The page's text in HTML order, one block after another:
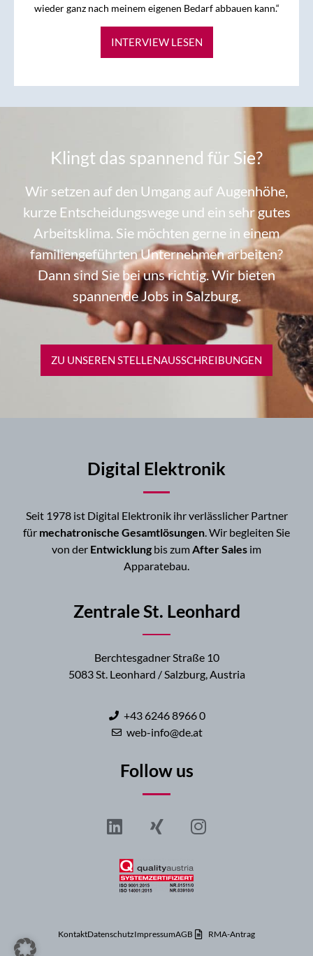
wieder ganz nach meinem eigenen Bedarf abbauen kann.“
INTERVIEW LESEN
Klingt das spannend für Sie?
Wir setzen auf den Umgang auf Augenhöhe,
kurze Entscheidungswege und ein sehr gutes
Arbeitsklima. Sie möchten gerne in einem
familiengeführten Unternehmen arbeiten?
Dann sind Sie bei uns richtig. Wir bieten
spannende Jobs in Salzburg.
ZU UNSEREN STELLEN­AUSSCHREIBUNGEN
Digital Elektronik
Seit 1978 ist Digital Elektronik ihr verlässlicher Partner
für mechatronische Gesamtlösungen . Wir begleiten Sie
von der Entwicklung bis zum After Sales im
Apparatebau.
Zentrale St. Leonhard
Berchtesgadner Straße 10
5083 St. Leonhard / Salzburg, Austria
+43 6246 8966 0
web-info@de.at
Follow us
KontaktDatenschutzImpressumAGB RMA-Antrag